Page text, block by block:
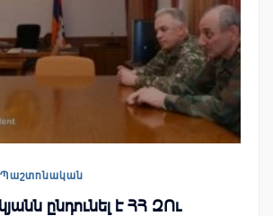
Պաշտոնական
ընդունել է ՀՀ ԶՈւ